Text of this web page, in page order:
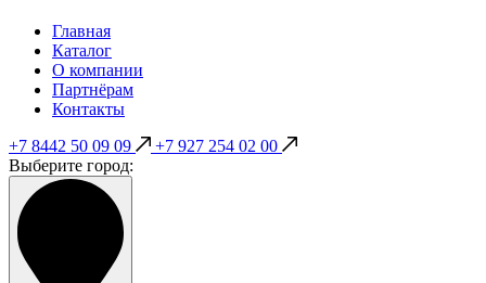
Главная
Каталог
О компании
Партнёрам
Контакты
+7 8442 50 09 09
+7 927 254 02 00
Выберите город: